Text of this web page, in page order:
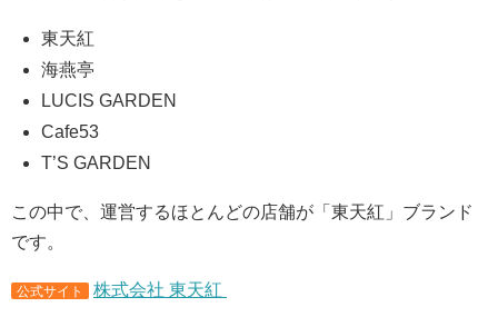
東天紅
海燕亭
LUCIS GARDEN
Cafe53
T’S GARDEN
この中で、運営するほとんどの店舗が「東天紅」ブランド
です。
公式サイト 株式会社 東天紅